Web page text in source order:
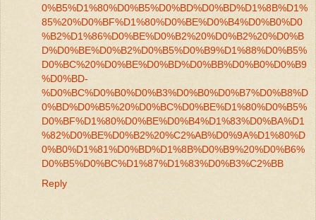
0%B5%D1%80%D0%B5%D0%BD%D0%BD%D1%8B%D1%
85%20%D0%BF%D1%80%D0%BE%D0%B4%D0%B0%D0
%B2%D1%86%D0%BE%D0%B2%20%D0%B2%20%D0%B
D%D0%BE%D0%B2%D0%B5%D0%B9%D1%88%D0%B5%
D0%BC%20%D0%BE%D0%BD%D0%BB%D0%B0%D0%B9
%D0%BD-
%D0%BC%D0%B0%D0%B3%D0%B0%D0%B7%D0%B8%D
0%BD%D0%B5%20%D0%BC%D0%BE%D1%80%D0%B5%
D0%BF%D1%80%D0%BE%D0%B4%D1%83%D0%BA%D1
%82%D0%BE%D0%B2%20%C2%AB%D0%9A%D1%80%D
0%B0%D1%81%D0%BD%D1%8B%D0%B9%20%D0%B6%
D0%B5%D0%BC%D1%87%D1%83%D0%B3%C2%BB
Reply